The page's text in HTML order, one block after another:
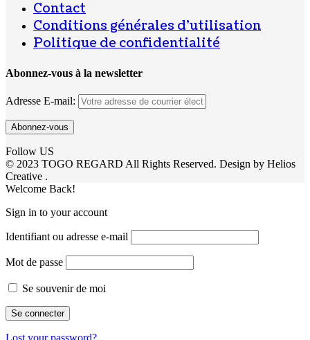
Contact
Conditions générales d’utilisation
Politique de confidentialité
Abonnez-vous à la newsletter
Adresse E-mail:
Follow US
© 2023 TOGO REGARD All Rights Reserved. Design by Helios
Creative .
Welcome Back!
Sign in to your account
Identifiant ou adresse e-mail
Mot de passe
Se souvenir de moi
Lost your password?